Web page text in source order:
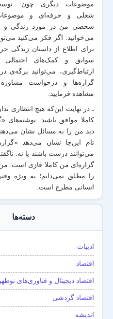
موضوعات دیگری چون:
شغلی و حرفه‌ای و
شخصی من در مورد زندگی و
می‌خوانید. اگر فکر می‌کنید
برای اطلاع از داستان زندگی
سوابق و کمک‌های
ارتباط‌گیری، می‌توانید برگه‌ی
گزاره‌ها و درخواست
مشاهده فرمایید.
ـ در نهایت این‌که هیچ انتظاری
کاملا موافق باشید. نوشته‌های
دید من را به مسائل نشان
نام این‌جا نشان می‌دهد
می‌توانند درست باشند یا نه.
گزاره‌ای من کاملا فازی است: من
را مطلق نمی‌دانم؛ به ویژه
انسانی مطرح است.
دسته‌ها
ادبیات
اقتصاد
اقتصاد دیجیتال و فناوری‌های
اقتصاد گردشی
اندیشه